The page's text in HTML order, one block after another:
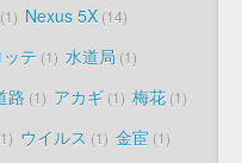
1 Nexus 5X 14
ッテ 1 水道局 1
路 1 アカギ 1 梅花 1
1 ウイルス 1 金宦 1